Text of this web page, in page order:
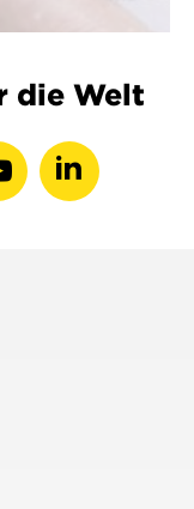
die Welt
Youtube-LinkedIN-